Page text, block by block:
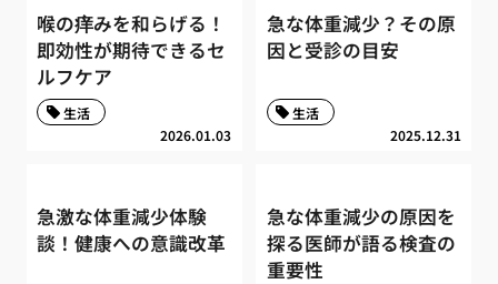
喉の痒みを和らげる！
即効性が期待できるセ
ルフケア
2026.01.03
生活
急な体重減少？その原
因と受診の目安
2025.12.31
生活
急激な体重減少体験
談！健康への意識改革
急な体重減少の原因を
探る医師が語る検査の
重要性